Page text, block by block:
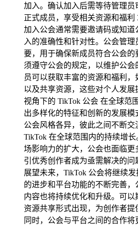
加入。确认加入后需等待管理员
正式成员，享受相关资源和福利
加入公会通常需要邀请码或知道
入的准确性和针对性。公会管
要，用于确保新成员符合公会
须遵守公会的规定，以维护公
员可以获取丰富的资源和福利，
以及共享资源，这些对个人发展
视角下的 TikTok 公会 在全球范
出多样化的特征和创新的发展
公会风格各异，彼此之间不断交
TikTok 在全球范围内的持续增
场影响力的扩大，公会也面临更
引优秀创作者成为亟需解决的问
展望未来，TikTok 公会将继续
的进步和平台功能的不断完善
内容也将持续优化和升级。可以
资源共享形式出现，为创作者提
同时，公会与平台之间的合作